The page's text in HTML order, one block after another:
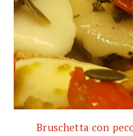
Bruschetta con